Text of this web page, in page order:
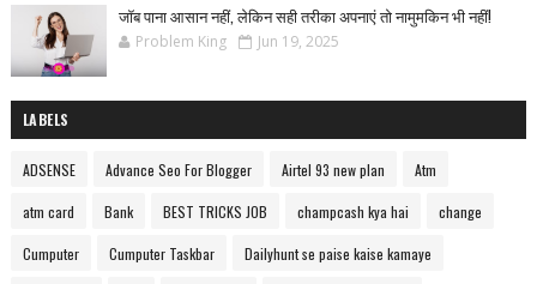
जॉब पाना आसान नहीं, लेकिन सही तरीका अपनाएं तो नामुमकिन भी नहीं!
Problem King Jun 19, 2025
LABELS
ADSENSE Advance Seo For Blogger Airtel 93 new plan Atm
atm card Bank BEST TRICKS JOB champcash kya hai change
Cumputer Cumputer Taskbar Dailyhunt se paise kaise kamaye